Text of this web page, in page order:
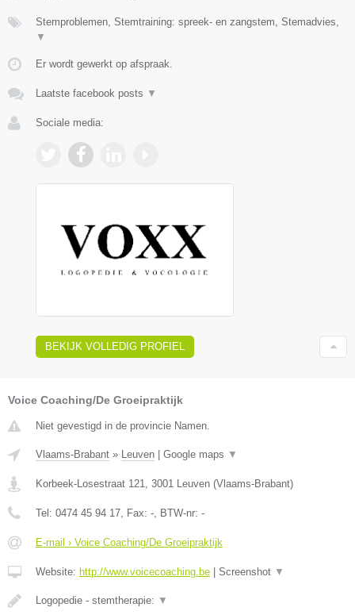
Stemproblemen, Stemtraining: spreek- en zangstem, Stemadvies,
▼
Er wordt gewerkt op afspraak.
Laatste facebook posts ▼
Sociale media:
BEKIJK VOLLEDIG PROFIEL
Voice Coaching/De Groeipraktijk
Niet gevestigd in de provincie Namen.
Vlaams-Brabant » Leuven Google maps ▼
Korbeek-Losestraat 121 3001 Leuven (Vlaams-Brabant)
Tel: 0474 45 94 17 , Fax: - , BTW-nr: -
E-mail › Voice Coaching/De Groeipraktijk
Website: http://www.voicecoaching.be Screenshot ▼
Logopedie - stemtherapie: ▼